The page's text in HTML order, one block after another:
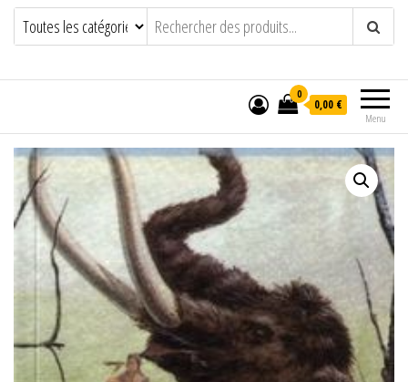
Préhisto'site du CAIRNParc à thème sur la Préhistoire en
Vendée.
Menu
0
0,00 €